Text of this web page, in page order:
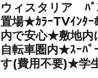
ウィスタリア ﾊ
置場★ｶﾗｰTVｲﾝﾀ
内で安心★敷地内
自転車圏内★ｽｰﾊﾟ
す(費用不要)★学